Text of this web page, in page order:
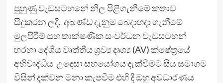
පුහුණු වැඩසටහනේ නිල පිළිගැනීමේ කතාව
සිදුකරන ලදී. අඛණ්ඩ දැනුම බෙදාහදා ගැනීමේ
මුලපිරීම් සහ තාක්ෂණික සංවර්ධන වැඩසටහන්
හරහා දේශීය වෘත්තීය ශ්‍රව්‍ය දෘශ්‍ය (AV) ක්ෂේත්‍රයේ
අභිවෘද්ධිය උදෙසා සහයෝගය දැක්වීමට සිය සමාගම
විසින් දක්වන මනා කැපවීම එහි දී ඔහු අවධාරණය